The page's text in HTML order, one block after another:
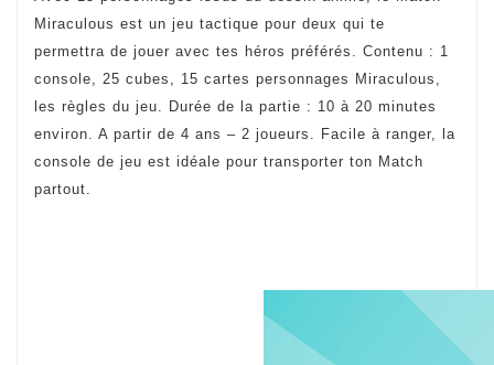
Miraculous est un jeu tactique pour deux qui te
permettra de jouer avec tes héros préférés. Contenu : 1
console, 25 cubes, 15 cartes personnages Miraculous,
les règles du jeu. Durée de la partie : 10 à 20 minutes
environ. A partir de 4 ans – 2 joueurs. Facile à ranger, la
console de jeu est idéale pour transporter ton Match
partout.